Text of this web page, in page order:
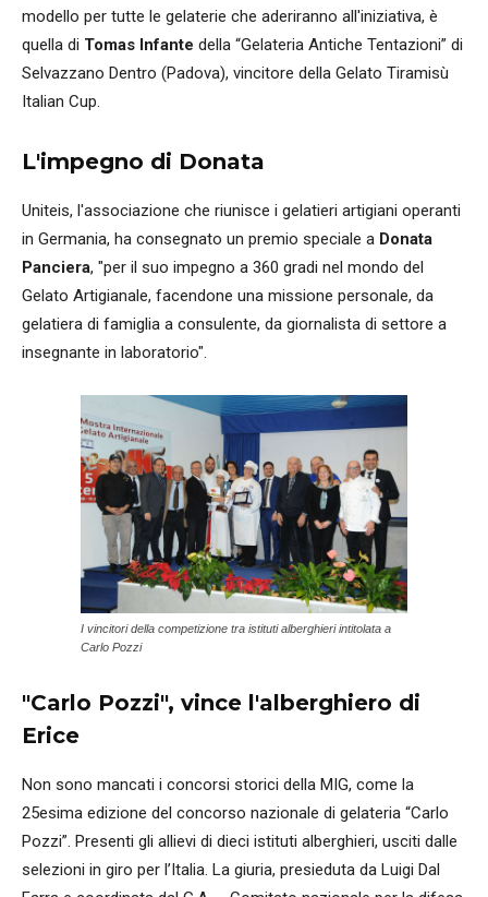
modello per tutte le gelaterie che aderiranno all'iniziativa, è
quella di Tomas Infante della “Gelateria Antiche Tentazioni” di
Selvazzano Dentro (Padova), vincitore della Gelato Tiramisù
Italian Cup.
L'impegno di Donata
Uniteis, l'associazione che riunisce i gelatieri artigiani operanti
in Germania, ha consegnato un premio speciale a Donata
Panciera, "per il suo impegno a 360 gradi nel mondo del
Gelato Artigianale, facendone una missione personale, da
gelatiera di famiglia a consulente, da giornalista di settore a
insegnante in laboratorio".
I vincitori della competizione tra istituti alberghieri intitolata a
Carlo Pozzi
"Carlo Pozzi", vince l'alberghiero di
Erice
Non sono mancati i concorsi storici della MIG, come la
25esima edizione del concorso nazionale di gelateria “Carlo
Pozzi”. Presenti gli allievi di dieci istituti alberghieri, usciti dalle
selezioni in giro per l’Italia. La giuria, presieduta da Luigi Dal